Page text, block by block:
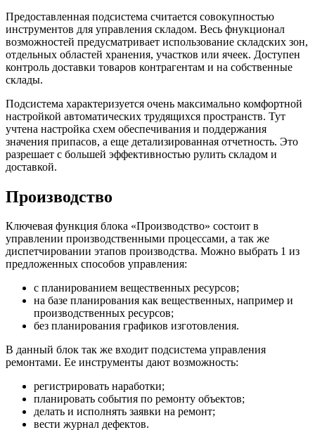
Предоставленная подсистема считается совокупностью
инструментов для управления складом. Весь фнукционал
возможностей предусматривает использование складских зон,
отдельных областей хранения, участков или ячеек. Доступен
контроль доставки товаров контрагентам и на собственные
склады.
Подсистема характеризуется очень максимально комфортной
настройкой автоматических трудящихся пространств. Тут
учтена настройка схем обеспечивания и поддержания
значения припасов, а еще детализированная отчетность. Это
разрешает с большей эффективностью рулить складом и
доставкой.
Производство
Ключевая функция блока «Производство» состоит в
управлении производственными процессами, а так же
диспетчировании этапов производства. Можно выбрать 1 из
предложенных способов управления:
с планированием вещественных ресурсов;
на базе планирования как вещественных, например и
производственных ресурсов;
без планирования графиков изготовления.
В данный блок так же входит подсистема управления
ремонтами. Ее инструменты дают возможность:
регистрировать наработки;
планировать события по ремонту объектов;
делать и исполнять заявки на ремонт;
вести журнал дефектов.